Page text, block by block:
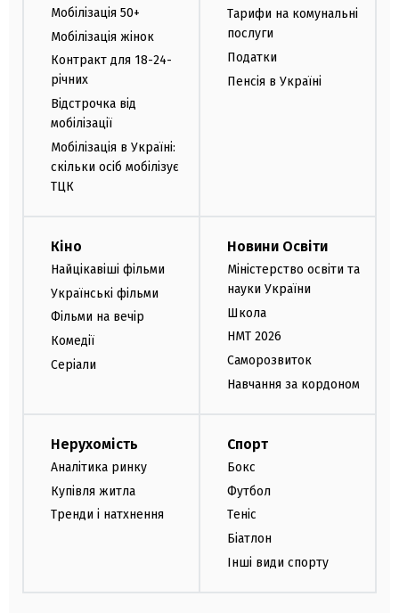
Мобілізація 50+
Мобілізація жінок
Контракт для 18-24-
річних
Відстрочка від
мобілізації
Мобілізація в Україні:
скільки осіб мобілізує
ТЦК
Тарифи на комунальні
послуги
Податки
Пенсія в Україні
Кіно
Найцікавіші фільми
Українські фільми
Фільми на вечір
Комедії
Серіали
Новини Освіти
Міністерство освіти та
науки України
Школа
НМТ 2026
Саморозвиток
Навчання за кордоном
Нерухомість
Аналітика ринку
Купівля житла
Тренди і натхнення
Спорт
Бокс
Футбол
Теніс
Біатлон
Інші види спорту